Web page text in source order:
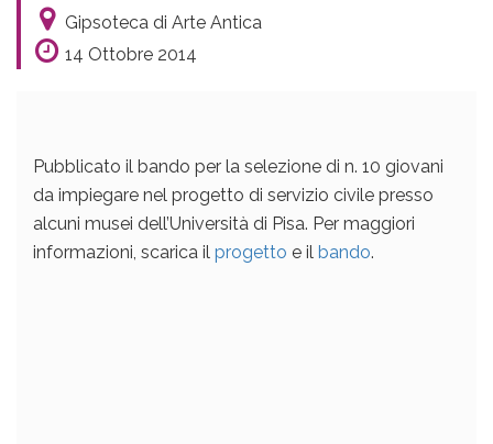
Gipsoteca di Arte Antica
14 Ottobre 2014
Pubblicato il bando per la selezione di n. 10 giovani
da impiegare nel progetto di servizio civile presso
alcuni musei dell’Università di Pisa. Per maggiori
informazioni, scarica il progetto e il bando.